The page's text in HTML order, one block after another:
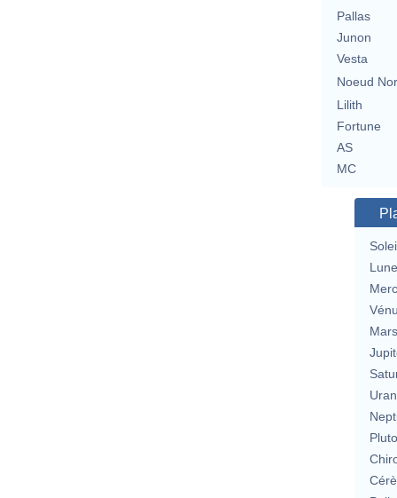
Pallas
Junon
Vesta
Noeud
Lilith
Fortune
AS
MC
Lune
Mars